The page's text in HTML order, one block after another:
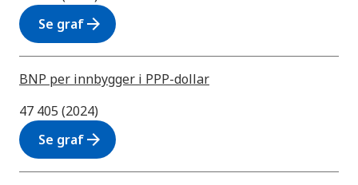
Se grafarrow_forward
BNP per innbygger i PPP-dollar
47 405 (2024)
Se grafarrow_forward